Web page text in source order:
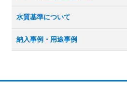
水質基準について
納入事例・用途事例